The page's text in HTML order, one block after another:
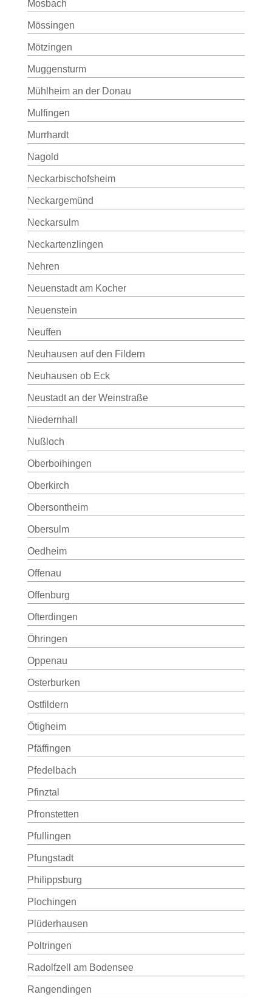
Mosbach
Mössingen
Mötzingen
Muggensturm
Mühlheim an der Donau
Mulfingen
Murrhardt
Nagold
Neckarbischofsheim
Neckargemünd
Neckarsulm
Neckartenzlingen
Nehren
Neuenstadt am Kocher
Neuenstein
Neuffen
Neuhausen auf den Fildern
Neuhausen ob Eck
Neustadt an der Weinstraße
Niedernhall
Nußloch
Oberboihingen
Oberkirch
Obersontheim
Obersulm
Oedheim
Offenau
Offenburg
Ofterdingen
Öhringen
Oppenau
Osterburken
Ostfildern
Ötigheim
Pfäffingen
Pfedelbach
Pfinztal
Pfronstetten
Pfullingen
Pfungstadt
Philippsburg
Plochingen
Plüderhausen
Poltringen
Radolfzell am Bodensee
Rangendingen